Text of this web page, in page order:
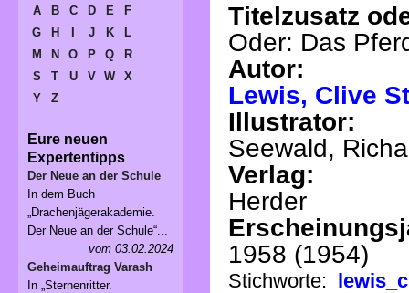
Titelzusatz
Oder: Das
Autor:
Lewis, Clive
Illustrator:
Seewald,
Verlag:
Herder
1958 (1954)
Stichworte:
A B C D E
F
G
H J K
L
M
N O P Q
R
S
T U V W
X
Y
Z
Eure neuen
Expertentipps
Der Neue an der Schule
In dem Buch
„Drachenjägerakademie.
Der Neue an der Schule“...
vom 03.02.2024
Geheimauftrag Varash
In „Sternenritter.